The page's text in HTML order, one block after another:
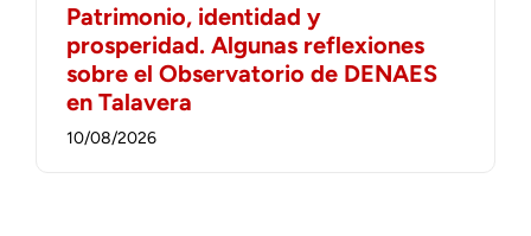
Patrimonio, identidad y
prosperidad. Algunas reflexiones
sobre el Observatorio de DENAES
en Talavera
10/08/2026